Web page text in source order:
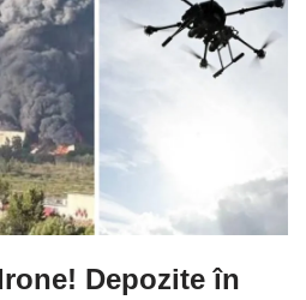
Depozite în